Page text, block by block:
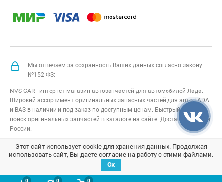
0 0 0
Мы отвечаем за сохранность Ваших данных согласно закону
№152-ФЗ:
NVS-CAR - интернет-магазин автозапчастей для автомобилей Лада.
Широкий ассортимент оригинальных запасных частей для авто LADA
и ВАЗ в наличии и под заказ по доступным ценам. Быстрый подбор и
поиск оригинальных запчастей в каталоге на сайте. Доставка по всей
России.
NVS-CAR© 2014 –2026Все права защищеныкарта сайта;
Договор оферта; Политика конфиденциальности
Этот сайт использует cookie для хранения данных. Продолжая
использовать сайт, Вы даете согласие на работу с этими файлами.
Ок